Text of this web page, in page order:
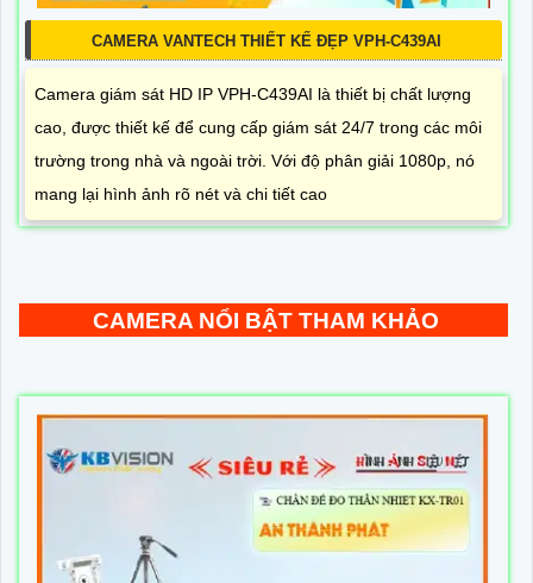
CAMERA VANTECH THIẾT KẾ ĐẸP VPH-C439AI
Camera giám sát HD IP VPH-C439AI là thiết bị chất lượng
cao, được thiết kế để cung cấp giám sát 24/7 trong các môi
trường trong nhà và ngoài trời. Với độ phân giải 1080p, nó
mang lại hình ảnh rõ nét và chi tiết cao
CAMERA NỔI BẬT THAM KHẢO